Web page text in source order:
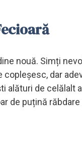
nouă. Simți
copleșesc, dar
alături de celălalt
de puțină